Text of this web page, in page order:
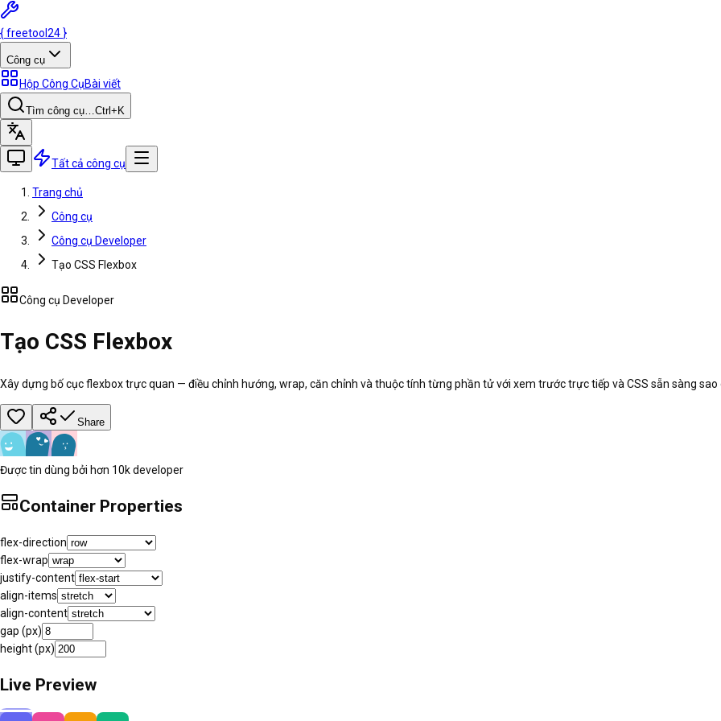
{freetool 24 }
Công cụ
Hộp Công CụBài viết
Tìm công cụ…Ctrl +K
Tất cả công cụ
Trang chủ
Công cụ
Công cụ Developer
Tạo CSS Flexbox
Công cụ Developer
Tạo CSS Flexbox
Xây dựng bố cục flexbox trực quan — điều chỉnh hướng, wrap, căn chỉnh và thuộc tính từng phần tử với xem trước trực tiếp và CSS sẵn sàng sao
Share
Được tin dùng bởi hơn 10k developer
Container Properties
flex-direction
flex-wrap
justify-content
align-items
align-content
gap (px)
height (px)
Live Preview